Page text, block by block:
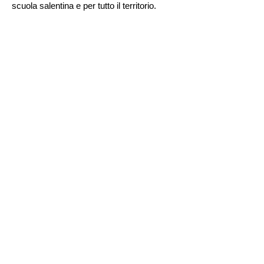
scuola salentina e per tutto il territorio.